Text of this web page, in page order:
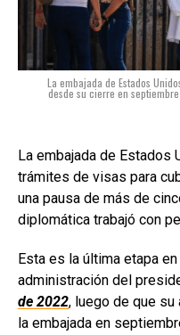
La embajada de Estados
desde su cierre en
La embajada de Estados
trámites de visas para
una pausa de más de
diplomática trabajó con
Esta es la última etapa
administración del
de 2022, luego de que su
la embajada en